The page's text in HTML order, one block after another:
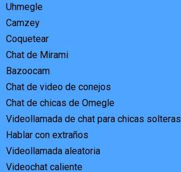
Uhmegle
Camzey
Coquetear
Chat de Mirami
Bazoocam
Chat de video de conejos
Chat de chicas de Omegle
Videollamada de chat para chicas solteras
Hablar con extraños
Videollamada aleatoria
Videochat caliente